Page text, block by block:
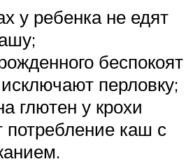
у ребенка не едят
беспокоят
перловку;
глютен у крохи
потребление каш с